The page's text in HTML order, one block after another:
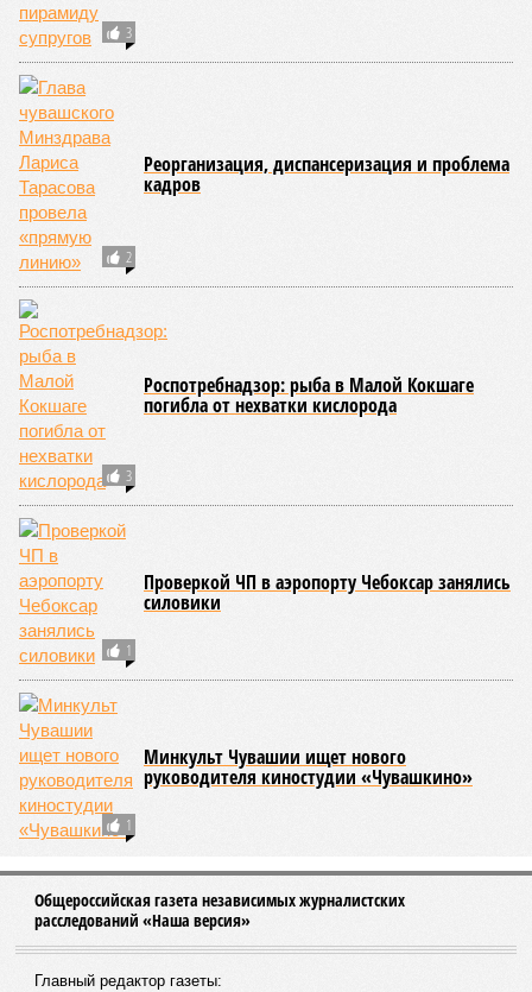
возникновения массовых инфекционных заболеваний
среди детей, находившихся в оздоровительных
учреждениях.
Помимо этого, специалистами проводился лабораторный
контроль качества воды и готовой продукции: из всех
отобранных проб воды в двух случаях (что составило
1,9%) были зафиксированы отклонения по
микробиологическим показателям; также одно готовое
блюдо не соответствовало установленным нормам по
показателю калорийности.
Все лагеря перед началом работы смен прошли
обязательную обработку территорий против клещей,
грызунов и насекомых. Питание в учреждениях
обеспечивают 21 оператор, причём в отношении каждого из
них организован постоянный лабораторный мониторинг.
В ходе заседания был также вынесен на обсуждение ряд
предложений, направленных на обеспечение санитарно-
эпидемиологического благополучия детей в летних лагерях
и на повышение действенности самой системы
оздоровления. В качестве основного приоритета было
выделено обеспечение оздоровительных учреждений
качественными пищевыми продуктами, а детей –
полноценным и сбалансированным питанием. Все лагеря в
обязательном порядке должны располагать санитарно-
эпидемиологическим заключением (СЭЗ), которое
подтверждает соответствие учреждения требованиям
действующего санитарного законодательства. Отсутствие
действующего СЭЗ является основанием для запрета на
функционирование оздоровительной организации. Кроме
того, участники заседания обратили внимание на
необходимость постоянного контроля за поставщиками
продуктов и организаторами питания, за своевременным
медицинских осмотров и гигиенического обучения
персоналом.